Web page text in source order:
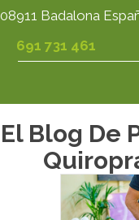
08911 Badalona
691 731 461
El Blog De